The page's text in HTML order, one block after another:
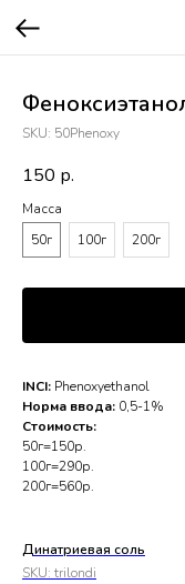
SKU: 50Phenoxy
150 р.
Масса
50г
100г 200г
INCI: Phenoxyethanol
Норма ввода: 0,5-1%
Стоимость:
50г=150р.
100г=290р.
200г=560р.
Динатриевая соль
SKU: trilondi